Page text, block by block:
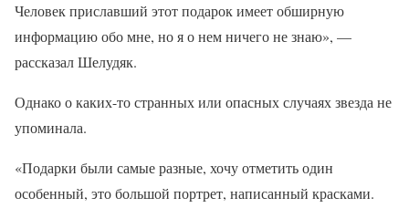
Человек приславший этот подарок имеет обширную
информацию обо мне, но я о нем ничего не знаю», —
рассказал Шелудяк.
Однако о каких-то странных или опасных случаях звезда не
упоминала.
«Подарки были самые разные, хочу отметить один
особенный, это большой портрет, написанный красками.